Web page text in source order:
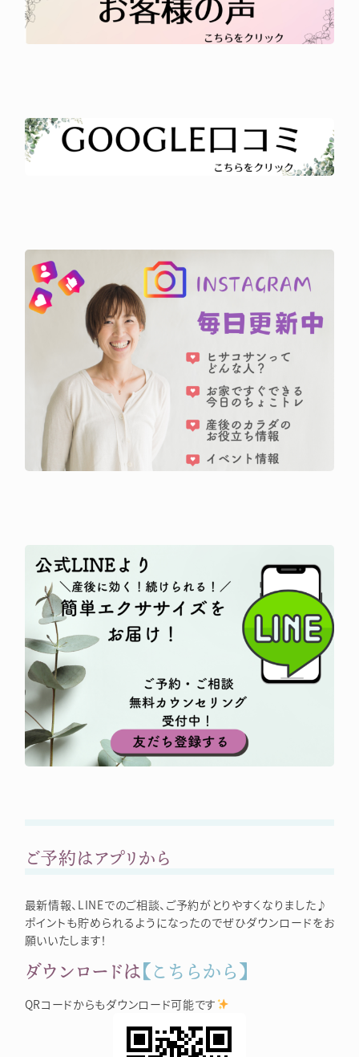
ご予約はアプリから
最新情報、LINEでのご相談、ご予約がとりやすくなりました♪
ポイントも貯められるようになったのでぜひダウンロードをお
願いいたします！
ダウンロードは【こちらから】
QRコードからもダウンロード可能です